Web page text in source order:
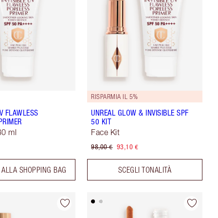
FLAWLESS
ml
SHOPPING BAG
RISPARMIA IL 5%
UNREAL GLOW & INVISIBLE SPF
50 KIT
Face Kit
98,00 € 93,10 €
SCEGLI TONALITÀ